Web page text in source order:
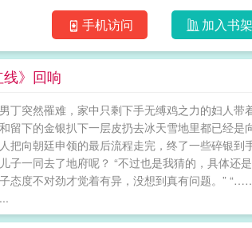
皇宫熊熊烈烈向北处烧去。大火
四殿下钟廷璋领命彻查此事，查
继出现。那也不能刚来就是大火
仓？”“如何清楚药仓的火烧不到除
花月阁另有目的？”“剧情是谓何？
将视线投注到她身上。“不觉得该
用铁挠钩套住被火苗攀咬的梁柱
星。小剧场:怀夕：也是和顶流演
手机访问 加入书架
线》回响
丁突然罹难，家中只剩下手无缚鸡之力的妇人
留下的金银扒下一层皮扔去冰天雪地里都已经
把向朝廷申领的最后流程走完，终了一些碎银
子一同去了地府呢？ “不过也是我猜的，具体还
态度不对劲才觉着有异，没想到真有问题。”